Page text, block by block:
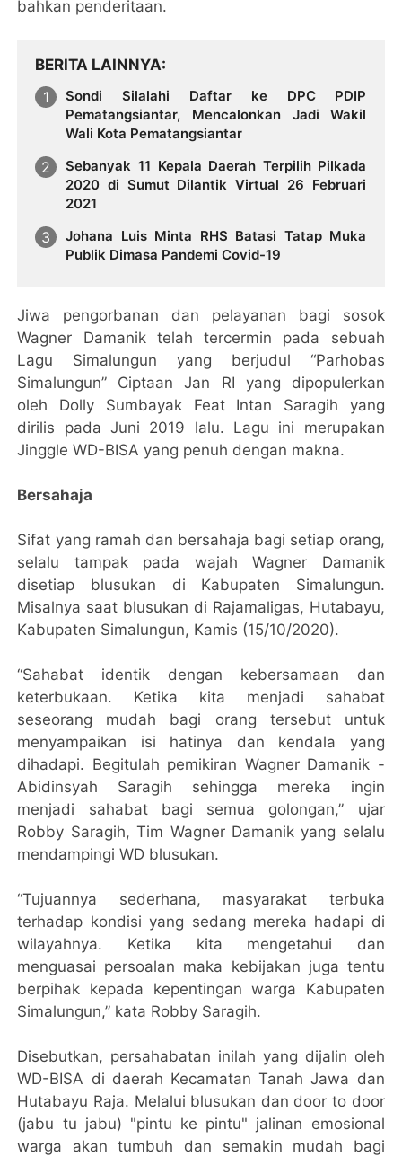
bahkan penderitaan.
BERITA LAINNYA
Sondi Silalahi Daftar ke DPC PDIP
Pematangsiantar, Mencalonkan Jadi Wakil
Wali Kota Pematangsiantar
Sebanyak 11 Kepala Daerah Terpilih Pilkada
2020 di Sumut Dilantik Virtual 26 Februari
2021
Johana Luis Minta RHS Batasi Tatap Muka
Publik Dimasa Pandemi Covid-19
Jiwa pengorbanan dan pelayanan bagi sosok
Wagner Damanik telah tercermin pada sebuah
Lagu Simalungun yang berjudul “Parhobas
Simalungun” Ciptaan Jan RI yang dipopulerkan
oleh Dolly Sumbayak Feat Intan Saragih yang
dirilis pada Juni 2019 lalu. Lagu ini merupakan
Jinggle WD-BISA yang penuh dengan makna.
Bersahaja
Sifat yang ramah dan bersahaja bagi setiap orang,
selalu tampak pada wajah Wagner Damanik
disetiap blusukan di Kabupaten Simalungun.
Misalnya saat blusukan di Rajamaligas, Hutabayu,
Kabupaten Simalungun, Kamis (15/10/2020).
“Sahabat identik dengan kebersamaan dan
keterbukaan. Ketika kita menjadi sahabat
seseorang mudah bagi orang tersebut untuk
menyampaikan isi hatinya dan kendala yang
dihadapi. Begitulah pemikiran Wagner Damanik -
Abidinsyah Saragih sehingga mereka ingin
menjadi sahabat bagi semua golongan,” ujar
Robby Saragih, Tim Wagner Damanik yang selalu
mendampingi WD blusukan.
“Tujuannya sederhana, masyarakat terbuka
terhadap kondisi yang sedang mereka hadapi di
wilayahnya. Ketika kita mengetahui dan
menguasai persoalan maka kebijakan juga tentu
berpihak kepada kepentingan warga Kabupaten
Simalungun,” kata Robby Saragih.
Disebutkan, persahabatan inilah yang dijalin oleh
WD-BISA di daerah Kecamatan Tanah Jawa dan
Hutabayu Raja. Melalui blusukan dan door to door
(jabu tu jabu) "pintu ke pintu" jalinan emosional
warga akan tumbuh dan semakin mudah bagi